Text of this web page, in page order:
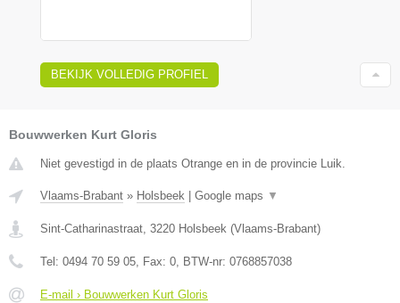
BEKIJK VOLLEDIG PROFIEL
Bouwwerken Kurt Gloris
Niet gevestigd in de plaats Otrange en in de provincie Luik.
Vlaams-Brabant » Holsbeek Google maps ▼
Sint-Catharinastraat, 3220 Holsbeek (Vlaams-Brabant)
Tel: 0494 70 59 05, Fax: 0, BTW-nr: 0768857038
E-mail › Bouwwerken Kurt Gloris